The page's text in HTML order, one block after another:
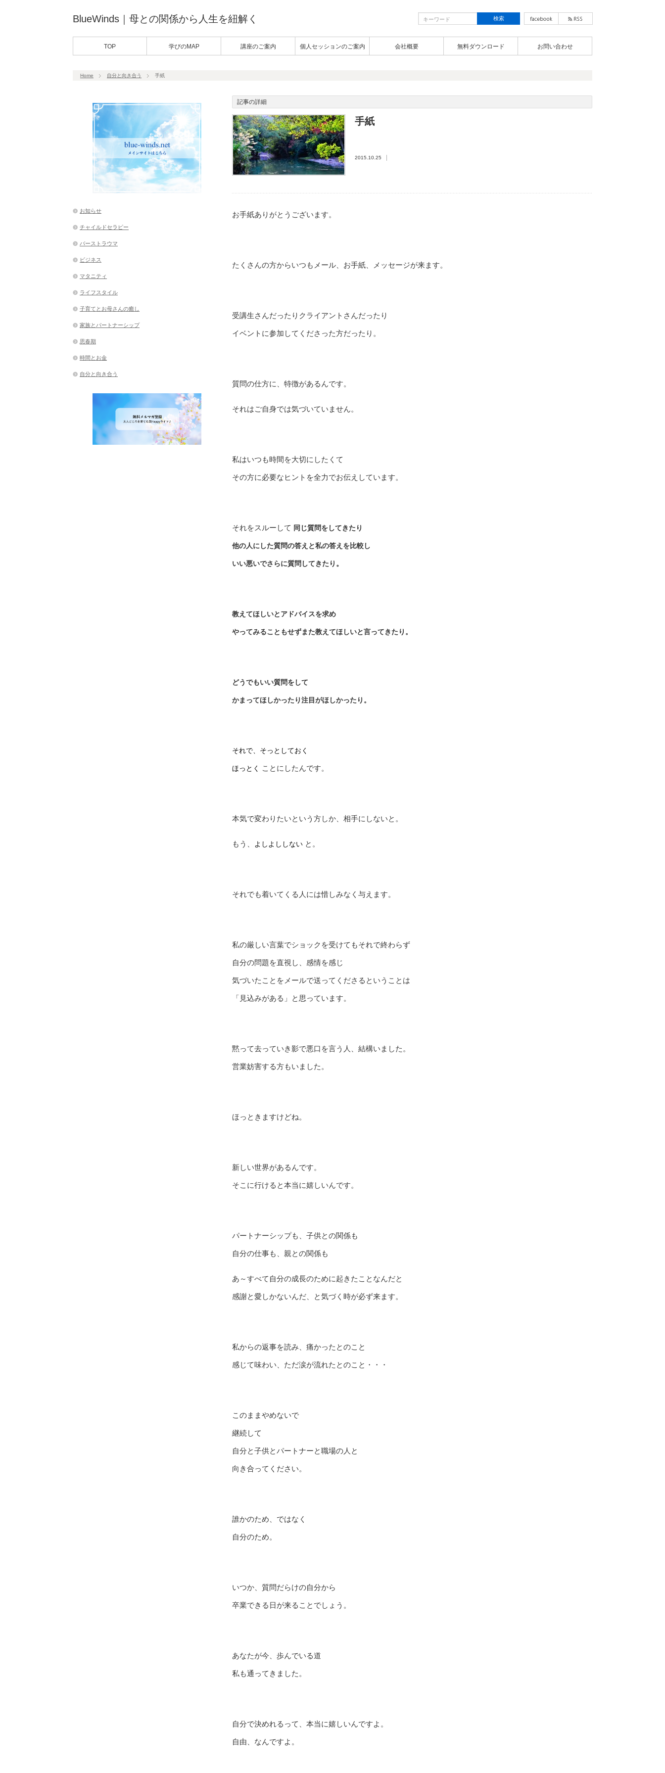
BlueWinds｜母との関係から人生を紐解く
TOP 学びのMAP 講座のご案内 個人セッションのご案内 会社概要 無料ダウンロード お問い合わせ
Home 自分と向き合う 手紙
記事の詳細
手紙
2015.10.25
お手紙ありがとうございます。
たくさんの方からいつもメール、お手紙、メッセージが来ます。
受講生さんだったりクライアントさんだったり
イベントに参加してくださった方だったり。
質問の仕方に、特徴があるんです。
それはご自身では気づいていません。
私はいつも時間を大切にしたくて
その方に必要なヒントを全力でお伝えしています。
それをスルーして 同じ質問をしてきたり
他の人にした質問の答えと私の答えを比較し
いい悪いでさらに質問してきたり 。
教えてほしいとアドバイスを求め
やってみることもせずまた教えてほしいと言ってきたり。
どうでもいい質問をして
かまってほしかったり注目がほしかったり。
それで、そっとしておく
ほっとく ことにしたんです。
本気で変わりたいという方しか、相手にしないと。
もう、 よしよししない と。
それでも着いてくる人には惜しみなく与えます。
私の厳しい言葉でショックを受けてもそれで終わらず
自分の問題を直視し、感情を感じ
気づいたことをメールで送ってくださるということは
「見込みがある」と思っています。
黙って去っていき影で悪口を言う人、結構いました。
営業妨害する方もいました。
ほっときますけどね。
新しい世界があるんです。
そこに行けると本当に嬉しいんです。
パートナーシップも、子供との関係も
自分の仕事も、親との関係も
あ～すべて自分の成長のために起きたことなんだと
感謝と愛しかないんだ、と気づく時が必ず来ます。
私からの返事を読み、痛かったとのこと
感じて味わい、ただ涙が流れたとのこと・・・
このままやめないで
継続して
自分と子供とパートナーと職場の人と
向き合ってください。
誰かのため、ではなく
自分のため。
いつか、質問だらけの自分から
卒業できる日が来ることでしょう。
あなたが今、歩んでいる道
私も通ってきました。
自分で決めれるって、本当に嬉しいんですよ。
自由、なんですよ。
お知らせ
チャイルドセラピー
バーストラウマ
ビジネス
マタニティ
ライフスタイル
子育てとお母さんの癒し
家族とパートナーシップ
思春期
時間とお金
自分と向き合う